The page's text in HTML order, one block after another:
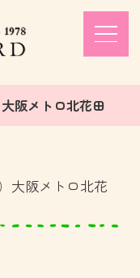
阪メトロ北花田
阪メトロ北花